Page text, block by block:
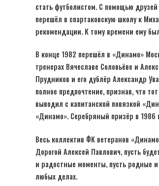
стать футболистом. С помощью
перешёл в спартаковскую школу к
рекомендации. К тому времени ему
В конце 1982 перешёл в «Динамо»
тренерах Вячеславе Соловьёве и
Прудников и его дублёр Александр
полное предпочтение, признав, что
выводил с капитанской повязкой
«Динамо». Серебряный призёр в 1986
Весь коллектив ФК ветеранов
Дорогой Алексей Павлович, пусть
и радостные моменты, пусть родные и
любых делах.